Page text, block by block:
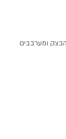
ומערבבים